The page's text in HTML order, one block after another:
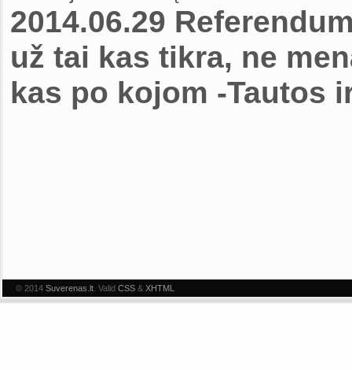
2014.06.29
už tai kas tikra, ne
kas po kojom -Tautos
© 2014 Suverenas.lt . Valid CSS & XHTML